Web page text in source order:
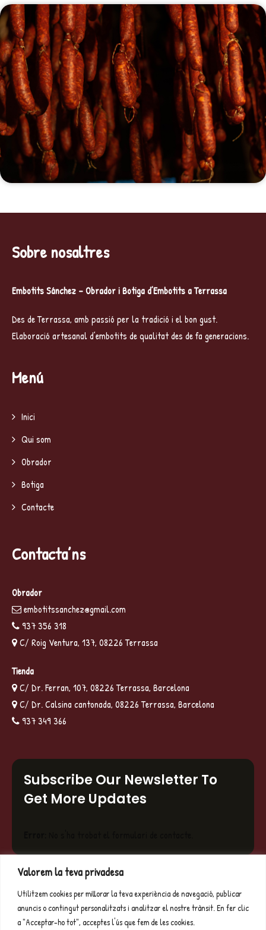
Valorem la teva privadesa
Utilitzem cookies per millorar la teva experiència de navegació, publicar
anuncis o contingut personalitzats i analitzar el nostre trànsit. En fer clic
a "Acceptar-ho tot", acceptes l'ús que fem de les cookies.
Sobre nosaltres
Embotits Sánchez – Obrador i Botiga d’Embotits a Terrassa
Des de Terrassa, amb passió per la tradició i el bon gust.
Elaboració artesanal d’embotits de qualitat des de fa generacions.
Menú
Inici
Qui som
Obrador
Botiga
Contacte
Contacta’ns
Obrador
embotitssanchez@gmail.com
937 356 318
C/ Roig Ventura, 137, 08226 Terrassa
Tienda
C/ Dr. Ferran, 107, 08226 Terrassa, Barcelona
C/ Dr. Calsina cantonada, 08226 Terrassa, Barcelona
937 349 366
Subscribe Our Newsletter To
Get More Updates
© Copyright 2025 | Embotits Sanchez |
Botiga d'embotits a
Terrassa
Aviso legal y Privacidad|Accesibilidad| Diseñado por